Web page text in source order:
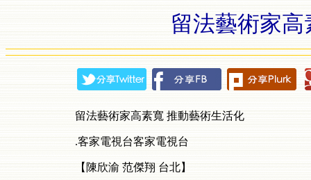
留法藝術家
留法藝術家高素寬 推動藝術生活化
.客家電視台客家電視台
【陳欣渝 范傑翔 台北】